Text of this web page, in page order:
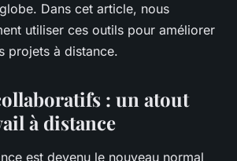
Dans cet article, nous
utiliser ces outils pour améliorer
projets à distance.
: un atout
à distance
est devenu le nouveau normal